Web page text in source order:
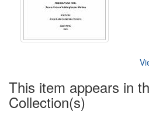
This item appears in
Collection(s)